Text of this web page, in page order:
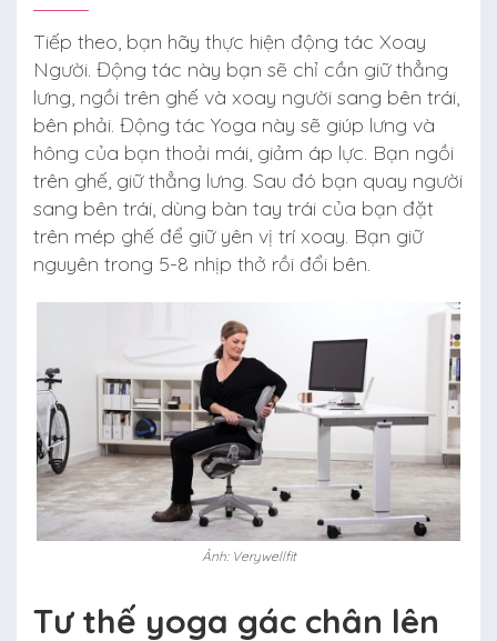
Tiếp theo, bạn hãy thực hiện động tác Xoay
Người. Động tác này bạn sẽ chỉ cần giữ thẳng
lưng, ngồi trên ghế và xoay người sang bên trái,
bên phải. Động tác Yoga này sẽ giúp lưng và
hông của bạn thoải mái, giảm áp lực. Bạn ngồi
trên ghế, giữ thẳng lưng. Sau đó bạn quay người
sang bên trái, dùng bàn tay trái của bạn đặt
trên mép ghế để giữ yên vị trí xoay. Bạn giữ
nguyên trong 5-8 nhịp thở rồi đổi bên.
Ảnh: Verywellfit
Tư thế yoga gác chân lên